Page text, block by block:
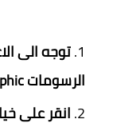
توجه الى
الرسومات System> Display> Graphic .